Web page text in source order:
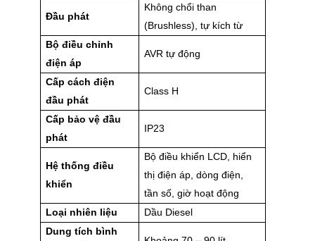
Đầu phát
Không chổi than
(Brushless), tự kích từ
Bộ điều chỉnh
điện áp
AVR tự động
Cấp cách điện
đầu phát
Class H
Cấp bảo vệ đầu
phát
IP23
Hệ thống điều
khiển
Bộ điều khiển LCD, hiển
thị điện áp, dòng điện,
tần số, giờ hoạt động
Loại nhiên liệu
Dầu Diesel
Dung tích bình